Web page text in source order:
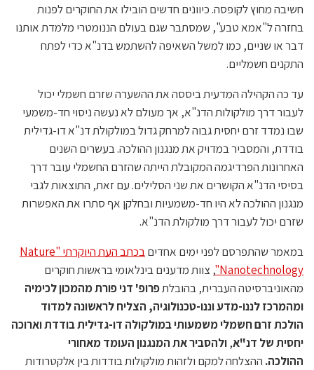
חשיבה מחוץ לקופסה. כיוונים חדשים הובילו את החוקרים לפנות
בחזרה ל"אמא טבע", שמסתבר שגם בעולם הננומטרי מלמדת אותנו
דבר או שניים, כמו למשל השאיפה להשתמש בדנ"א כדי לפתח
התקנים חשמליים.
עד כה הקהילה המדעית ביססה את ההשערה שזרם חשמלי יכול
לעבור דרך מולקולות הדנ"א, אך מעולם לא נעשה ניסוי חד-משמעי
שבו נמדד זרם יחסית גבוה למרחק גדול במולקולת דנ"א דו-גדילית
בודדת, והמסביר במדויק את מנגנון ההולכה. בעשרים השנים
האחרונות הפרדיגמה המקובלת הייתה שהזרם החשמלי עובר דרך
בסיסי הדנ"א הקושרים את שני הסלילים. עם זאת, התוצאות לגבי
מנגנון ההולכה לא היו חד-משמעיות ובחלקן אף סתרו את האפשרות
שזרם יכול לעבור דרך מולקולת הדנ"א.
במאמר שהתפרסם לפני ימים אחדים
בכתב העת היוקרתי "Nature
Nanotechnology" , צוות מדענים בינלאומי בראשות חוקרים
מהאוניברסיטה העברית, בהובלתפרופ' דני פורת מהמכון לכימיה
ומהמרכז לננו-מדע וננו-טכנולוגיה, הצליח לראשונה למדוד
הולכת זרם חשמלי משמעותי במולקולה דו-גדילית בודדת וארוכה
יחסית של דנ"א, ולהסביר את המנגנון העומד מאחורי
ההולכה. ההצלחה למקם ולזהות מולקולות בודדות בין אלקטרודות